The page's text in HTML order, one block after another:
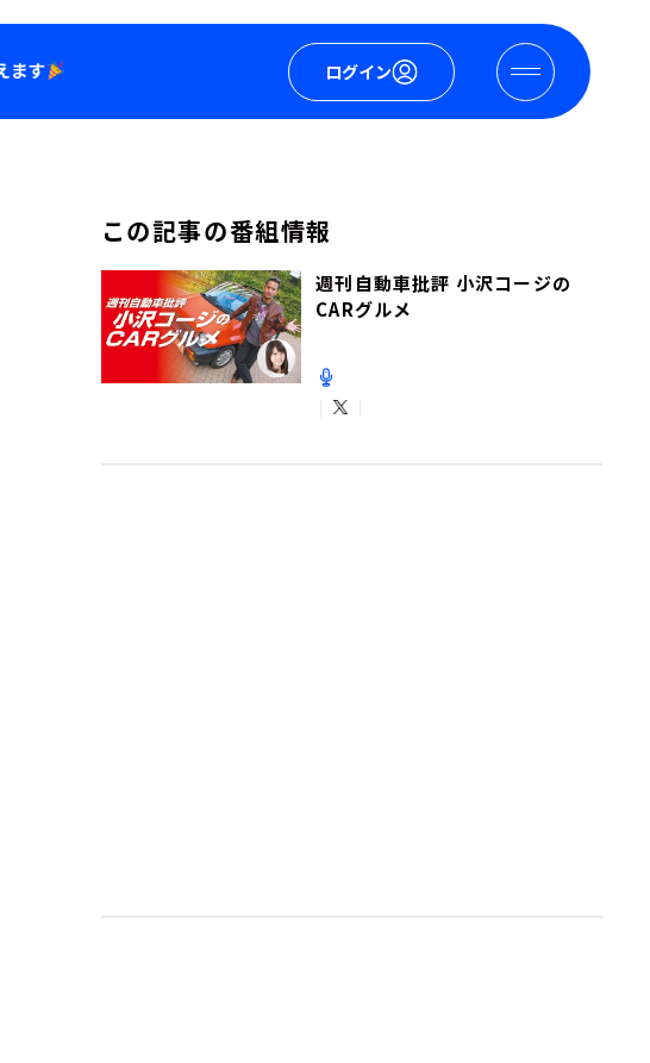
ログイン
この記事の番組情報
週刊自動車批評 小沢コージの
CARグルメ